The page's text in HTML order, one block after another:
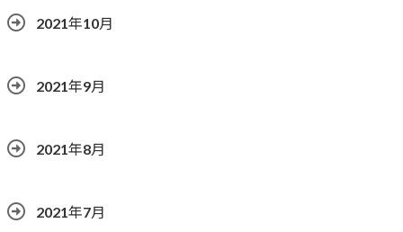
2021年10月
2021年9月
2021年8月
2021年7月